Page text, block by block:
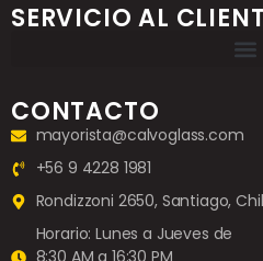
SERVICIO AL
CONTACTO
mayorista@calvoglass.com
+56 9 4228 1981
Rondizzoni 2650, Santiago,
Horario: Lunes a Jueves de
8:30 AM a 16:30 PM